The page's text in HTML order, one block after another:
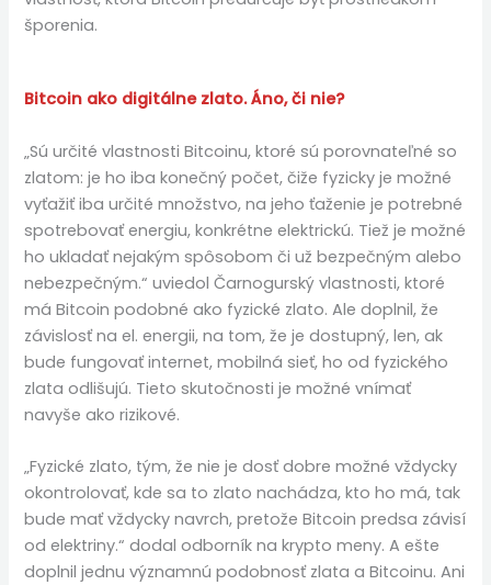
šporenia.
Bitcoin ako digitálne zlato. Áno, či nie?
„Sú určité vlastnosti Bitcoinu, ktoré sú porovnateľné so
zlatom: je ho iba konečný počet, čiže fyzicky je možné
vyťažiť iba určité množstvo, na jeho ťaženie je potrebné
spotrebovať energiu, konkrétne elektrickú. Tiež je možné
ho ukladať nejakým spôsobom či už bezpečným alebo
nebezpečným.“ uviedol Čarnogurský vlastnosti, ktoré
má Bitcoin podobné ako fyzické zlato. Ale doplnil, že
závislosť na el. energii, na tom, že je dostupný, len, ak
bude fungovať internet, mobilná sieť, ho od fyzického
zlata odlišujú. Tieto skutočnosti je možné vnímať
navyše ako rizikové.
„Fyzické zlato, tým, že nie je dosť dobre možné vždycky
okontrolovať, kde sa to zlato nachádza, kto ho má, tak
bude mať vždycky navrch, pretože Bitcoin predsa závisí
od elektriny.“ dodal odborník na krypto meny. A ešte
doplnil jednu významnú podobnosť zlata a Bitcoinu. Ani